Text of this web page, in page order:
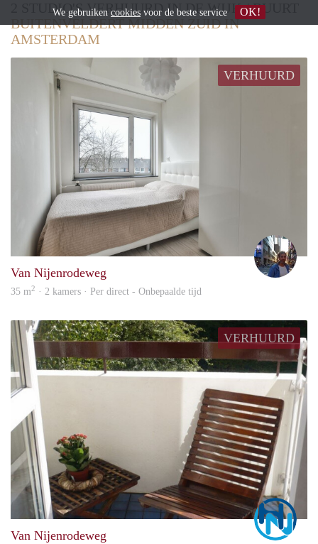
2 STUDIO'S VERHUURD IN DE WIJK / BUURT
BUITENVELDERT MIDDEN ZUID IN
AMSTERDAM
VERHUURD
Van Nijenrodeweg
35 m2 · 2 kamers · Per direct - Onbepaalde tijd
VERHUURD
Van Nijenrodeweg
We gebruiken cookies voor de beste service OK!